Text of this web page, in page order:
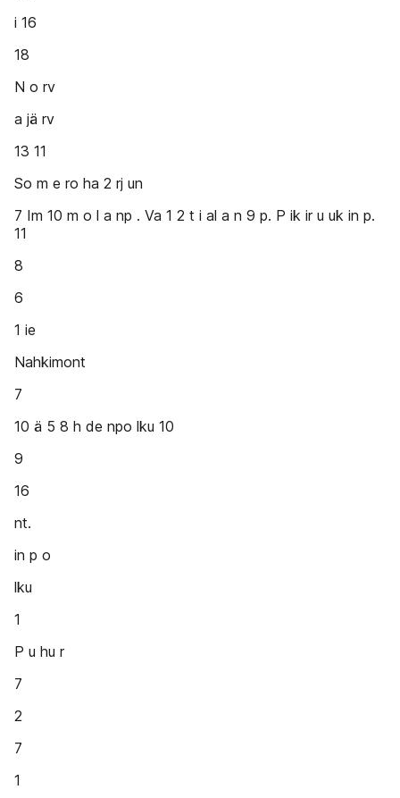
i 16
18
N o rv
a jä rv
13 11
So m e ro ha 2 rj un
7 Im 10 m o l a np . Va 1 2 t i al a n 9 p. P ik ir u uk in p.
11
8
6
1 ie
Nahkimont
7
10 ä 5 8 h de npo lku 10
9
16
nt.
in p o
lku
1
P u hu r
7
2
7
1